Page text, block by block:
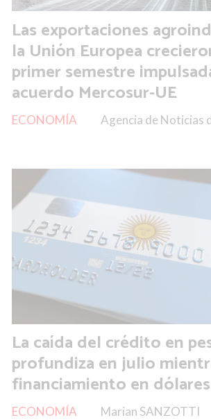
Las exportaciones
la Unión Europea
primer semestre
acuerdo Mercosur-UE
Agencia de Noticias
ECONOMÍA
La caída del crédito en
profundiza en julio
financiamiento en dólares
Marian SANZOTTI
ECONOMÍA